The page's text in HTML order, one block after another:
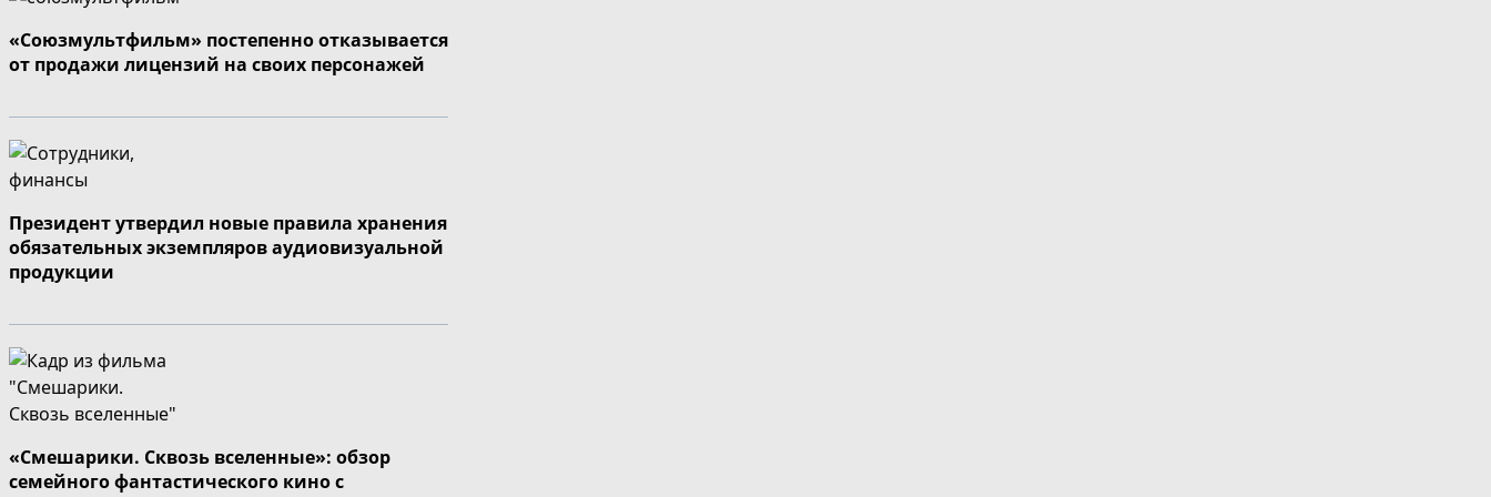
«Союзмультфильм» постепенно отказывается
от продажи лицензий на своих персонажей
Президент утвердил новые правила хранения
обязательных экземпляров аудиовизуальной
продукции
«Смешарики. Сквозь вселенные»: обзор
семейного фантастического кино с